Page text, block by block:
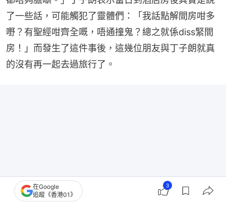
了一些話，可能觸犯了靈體們：「我話點解間房咁多
嘢？有聖經咁齊全嘅，唔通撞鬼？總之就係diss緊間
房！」而發生了這件事後，這幾位朋友與丁子朗就真
的沒有再一起去過旅行了。
在Google
追蹤《香港01》
3